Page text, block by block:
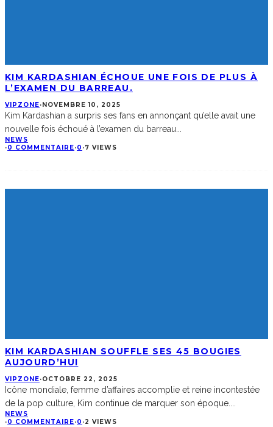
KIM KARDASHIAN ÉCHOUE UNE FOIS DE PLUS À
L’EXAMEN DU BARREAU.
VIPZONE·NOVEMBRE 10, 2025
Kim Kardashian a surpris ses fans en annonçant qu’elle avait une
nouvelle fois échoué à l’examen du barreau
NEWS
·0 COMMENTAIRE·0 ·7 VIEWS
KIM KARDASHIAN SOUFFLE SES 45 BOUGIES
AUJOURD’HUI
VIPZONE·OCTOBRE 22, 2025
Icône mondiale, femme d’affaires accomplie et reine incontestée
de la pop culture, Kim continue de marquer son époque.
NEWS
·0 COMMENTAIRE·0 ·2 VIEWS